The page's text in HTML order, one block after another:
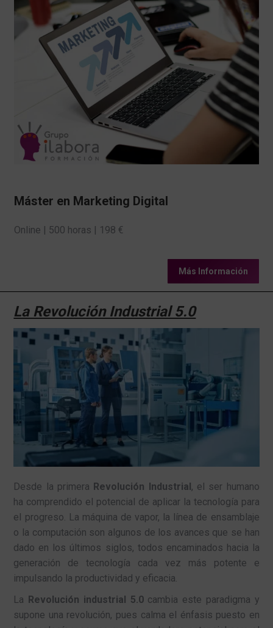
VIRTUAL
AYUDA
CONTACTO
info@ilabora.com
Máster en Marketing Digital
Online | 500 horas | 198 €
Más Información
La Revolución Industrial 5.0
Desde la primera Revolución Industrial, el ser humano
ha comprendido el potencial de aplicar la tecnología para
el progreso. La máquina de vapor, la línea de ensamblaje
o la computación son algunos de los avances que se han
dado en los últimos siglos, todos encaminados hacia la
generación de tecnología cada vez más potente e
impulsando la productividad y eficacia.
La Revolución industrial 5.0cambia este paradigma y
supone una revolución, pues calma el énfasis puesto en